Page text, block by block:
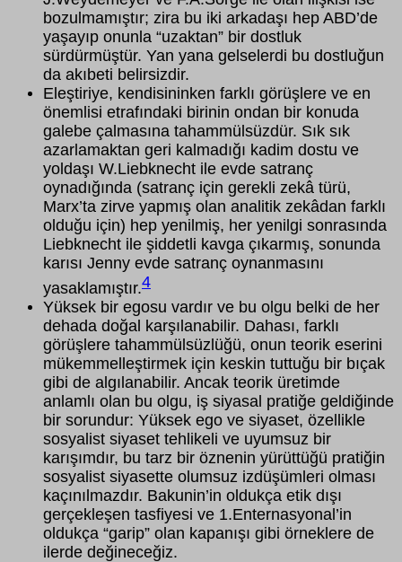
bozulmamıştır; zira bu iki arkadaşı hep ABD’de
yaşayıp onunla “uzaktan” bir dostluk
sürdürmüştür. Yan yana gelselerdi bu dostluğun
da akıbeti belirsizdir.
Eleştiriye, kendisininken farklı görüşlere ve en
önemlisi etrafındaki birinin ondan bir konuda
galebe çalmasına tahammülsüzdür. Sık sık
azarlamaktan geri kalmadığı kadim dostu ve
yoldaşı W.Liebknecht ile evde satranç
oynadığında (satranç için gerekli zekâ türü,
Marx’ta zirve yapmış olan analitik zekâdan farklı
olduğu için) hep yenilmiş, her yenilgi sonrasında
Liebknecht ile şiddetli kavga çıkarmış, sonunda
karısı Jenny evde satranç oynanmasını
yasaklamıştır.4
Yüksek bir egosu vardır ve bu olgu belki de her
dehada doğal karşılanabilir. Dahası, farklı
görüşlere tahammülsüzlüğü, onun teorik eserini
mükemmelleştirmek için keskin tuttuğu bir bıçak
gibi de algılanabilir. Ancak teorik üretimde
anlamlı olan bu olgu, iş siyasal pratiğe geldiğinde
bir sorundur: Yüksek ego ve siyaset, özellikle
sosyalist siyaset tehlikeli ve uyumsuz bir
karışımdır, bu tarz bir öznenin yürüttüğü pratiğin
sosyalist siyasette olumsuz izdüşümleri olması
kaçınılmazdır. Bakunin’in oldukça etik dışı
gerçekleşen tasfiyesi ve 1.Enternasyonal’in
oldukça “garip” olan kapanışı gibi örneklere de
ilerde değineceğiz.